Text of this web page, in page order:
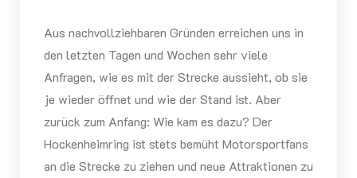
Aus nachvollziehbaren Gründen erreichen uns in
den letzten Tagen und Wochen sehr viele
Anfragen, wie es mit der Strecke aussieht, ob sie
je wieder öffnet und wie der Stand ist. Aber
zurück zum Anfang: Wie kam es dazu? Der
Hockenheimring ist stets bemüht Motorsportfans
an die Strecke zu ziehen und neue Attraktionen zu